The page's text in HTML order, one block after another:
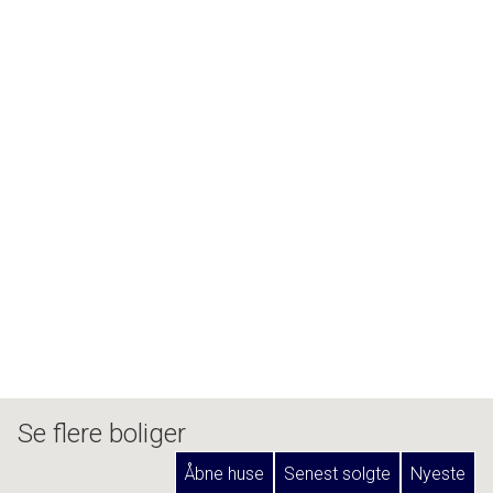
Se flere boliger
Åbne huse Senest solgte Nyeste